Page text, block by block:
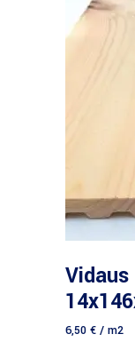
6,50 € / m2